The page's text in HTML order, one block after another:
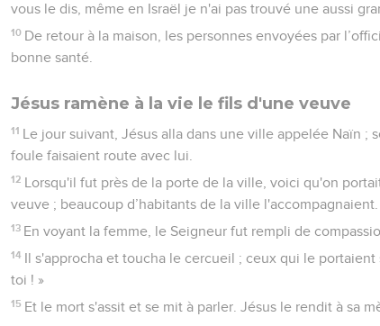
vous le dis, même en Israël je n'ai pas trouvé une aussi
10 De retour à la maison, les personnes envoyées par
bonne santé.
Jésus ramène à la vie le fils d'une veuve
11 Le jour suivant, Jésus alla dans une ville appelée Naïn ;
foule faisaient route avec lui.
12 Lorsqu'il fut près de la porte de la ville, voici qu'on
veuve ; beaucoup d’habitants de la ville l'accompagnaient.
13 En voyant la femme, le Seigneur fut rempli de
14 Il s'approcha et toucha le cercueil ; ceux qui le
toi ! »
15 Et le mort s'assit et se mit à parler. Jésus le rendit à sa